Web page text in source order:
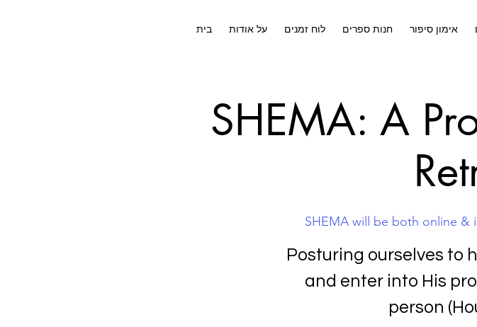
בית על אודות לוח זמנים חנות ספרים אימון סיפור
SHEMA: A
SHEMA will be both online &
Posturing ourselves to
and enter into His
person